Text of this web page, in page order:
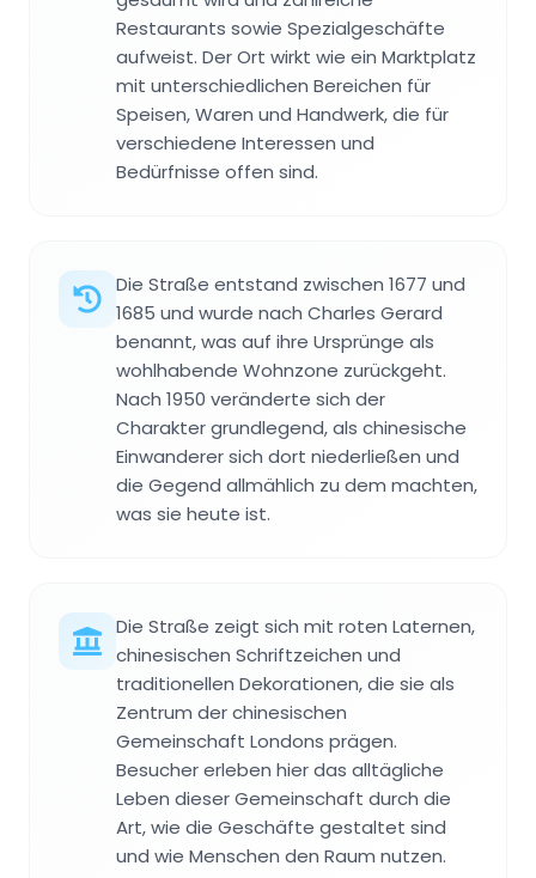
Restaurants sowie Spezialgeschäfte
aufweist. Der Ort wirkt wie ein Marktplatz
mit unterschiedlichen Bereichen für
Speisen, Waren und Handwerk, die für
verschiedene Interessen und
Bedürfnisse offen sind.
Die Straße entstand zwischen 1677 und
1685 und wurde nach Charles Gerard
benannt, was auf ihre Ursprünge als
wohlhabende Wohnzone zurückgeht.
Nach 1950 veränderte sich der
Charakter grundlegend, als chinesische
Einwanderer sich dort niederließen und
die Gegend allmählich zu dem machten,
was sie heute ist.
Die Straße zeigt sich mit roten Laternen,
chinesischen Schriftzeichen und
traditionellen Dekorationen, die sie als
Zentrum der chinesischen
Gemeinschaft Londons prägen.
Besucher erleben hier das alltägliche
Leben dieser Gemeinschaft durch die
Art, wie die Geschäfte gestaltet sind
und wie Menschen den Raum nutzen.